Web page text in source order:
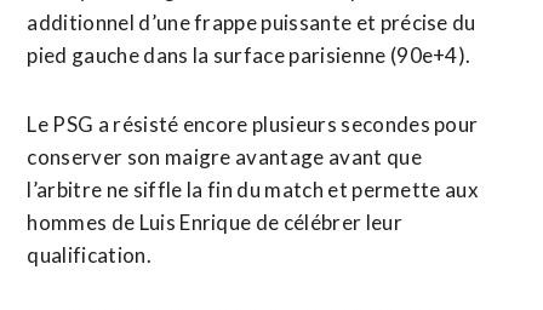
additionnel d’une frappe puissante et précise du
pied gauche dans la surface parisienne (90e+4).
Le PSG a résisté encore plusieurs secondes pour
conserver son maigre avantage avant que
l’arbitre ne siffle ⁠la fin ‌du match et permette aux
hommes de Luis Enrique de célébrer leur
qualification.